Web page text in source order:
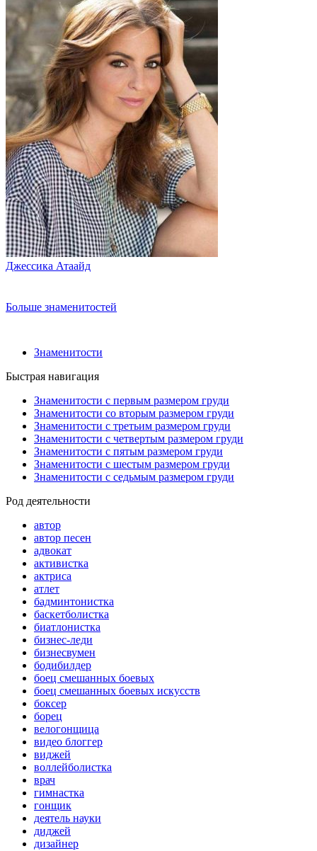
Джессика Атаайд
Больше знаменитостей
Знаменитости
Быстрая навигация
Знаменитости с первым размером груди
Знаменитости со вторым размером груди
Знаменитости с третьим размером груди
Знаменитости с четвертым размером груди
Знаменитости с пятым размером груди
Знаменитости с шестым размером груди
Знаменитости с седьмым размером груди
Род деятельности
автор
автор песен
адвокат
активистка
актриса
атлет
бадминтонистка
баскетболистка
биатлонистка
бизнес-леди
бизнесвумен
бодибилдер
боец смешанных боевых
боец смешанных боевых искусств
боксер
борец
велогонщица
видео блоггер
виджей
воллейболистка
врач
гимнастка
гонщик
деятель науки
диджей
дизайнер